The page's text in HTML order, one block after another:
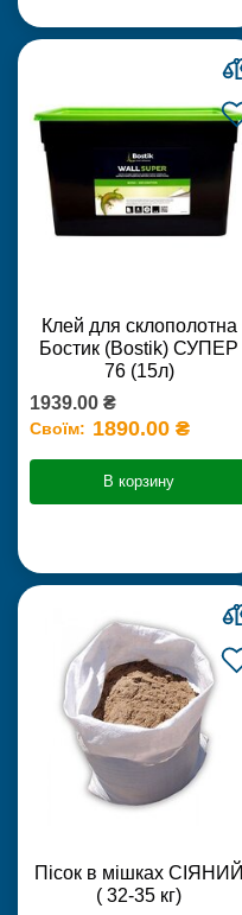
Клей для склополотна
Бостик (Bostik) СУПЕР
76 (15л)
1939.00 ₴
Своїм: 1890.00 ₴
В корзину
Пісок в мішках СІЯНИЙ
( 32-35 кг)